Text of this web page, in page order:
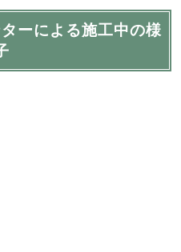
ーによる施工中の様